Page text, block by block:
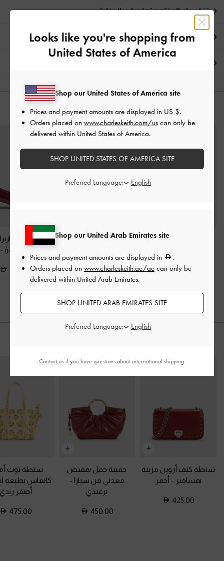
تفاصيل المنتج وتعليمات العناية
العروض الحصرية
قد يعجبك آيضاً
صندل من الجلد اللامع
بلاتفورم سميك -أحمر
حذاء باليرينا باربرا لامع-
350.00
حذاء باليرينا
بفيونكة ولؤلؤ
375.00
شنطة كتف أروين مزينة
بمسامير - أحمر
425.00
حقيبة حمل بمقبض
معدني من سيارا -
برغندي
450.00
شنطة توت
كانفاس بطبعة
أصفر
475.00
Looks like you're shopping from
United States of America
Shop our United Arab Emirates site
Prices and payment amounts are displayed in
.
Orders placed on www.charleskeith.ae/ae can only be
delivered within United Arab Emirates.
SHOP UNITED ARAB EMIRATES SITE
Preferred Language:
Shop our United States of America site
Prices and payment amounts are displayed in US $.
Orders placed on www.charleskeith.com/us can only be
delivered within United States of America.
SHOP UNITED STATES OF AMERICA SITE
Preferred Language:
Contact usif you have questions about international shipping.